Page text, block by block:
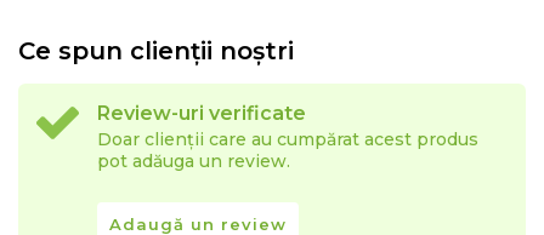
Ce spun clienții noștri
Review-uri verificate
Doar clienții care au cumpărat acest produs
pot adăuga un review.
Adaugă un review